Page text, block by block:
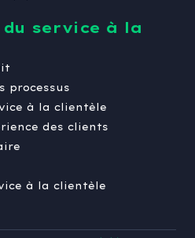
service à la
processus
à la clientèle
des clients
à la clientèle